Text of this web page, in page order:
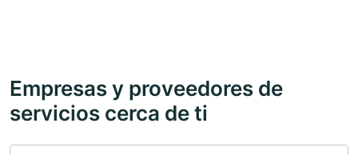
Empresas y proveedores de
servicios cerca de ti